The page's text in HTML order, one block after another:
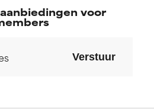
omdat we het
nog niet
omdat we het
nog niet
voor
Verstuur